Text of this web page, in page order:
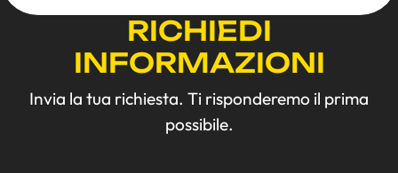
RICHIEDI
INFORMAZIONI
Invia la tua richiesta. Ti risponderemo il prima
possibile.